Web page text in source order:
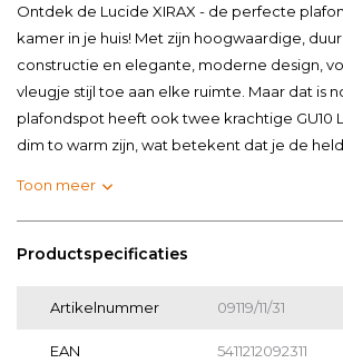
Ontdek de Lucide XIRAX - de perfecte
kamer in je huis! Met zijn hoogwaardige,
constructie en elegante, moderne design,
vleugje stijl toe aan elke ruimte. Maar dat is
plafondspot heeft ook twee krachtige GU10
dim to warm zijn, wat betekent dat je de
Toon meer
Productspecificaties
Artikelnummer 09119/11/31
EAN 5411212092311